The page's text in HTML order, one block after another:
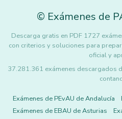
© Exámenes de
Descarga gratis en PDF 1727
con criterios y soluciones para
oficial y
37.281.361 exámenes descargados
Exámenes de PEvAU de Andalucía
Exámenes de EBAU de Asturias